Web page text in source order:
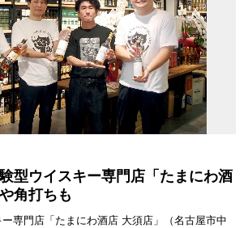
型ウイスキー専門店「たまにわ酒
角打ちも
専門店「たまにわ酒店 大須店」（名古屋市中